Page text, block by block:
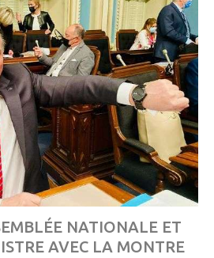
NATIONALE ET
AVEC LA MONTRE